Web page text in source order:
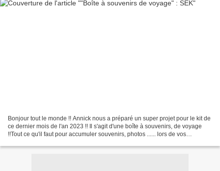
Bonjour tout le monde !! Annick nous a préparé un super projet pour le kit de
ce dernier mois de l'an 2023 !! Il s'agit d'une boîte à souvenirs, de voyage
!!Tout ce qu'il faut pour accumuler souvenirs, photos ...... lors de vos